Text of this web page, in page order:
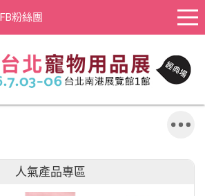
FB粉絲團
人氣產品專區